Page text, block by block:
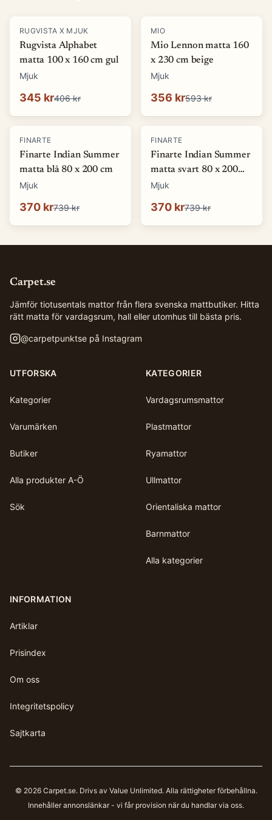
-15%
RUGVISTA X MJUK
Rugvista Alphabet
matta 100 x 160 cm gul
Mjuk
345 kr406 kr
-40%
MIO
Mio Lennon matta 160
x 230 cm beige
Mjuk
356 kr593 kr
-50 %
FINARTE
Finarte Indian Summer
matta blå 80 x 200 cm
Mjuk
370 kr739 kr
-50 %
FINARTE
Finarte Indian Summer
matta svart 80 x 200
cm
Mjuk
370 kr739 kr
Carpet.se
Jämför tiotusentals mattor från flera svenska mattbutiker. Hitta
rätt matta för vardagsrum, hall eller utomhus till bästa pris.
@carpetpunktse på Instagram
UTFORSKA
Kategorier
Varumärken
Butiker
Alla produkter A-Ö
Sök
KATEGORIER
Vardagsrumsmattor
Plastmattor
Ryamattor
Ullmattor
Orientaliska mattor
Barnmattor
Alla kategorier
INFORMATION
Artiklar
Prisindex
Om oss
Integritetspolicy
Sajtkarta
© 2026 Carpet.se. Drivs av Value Unlimited. Alla rättigheter förbehållna.
Innehåller annonslänkar - vi får provision när du handlar via oss.